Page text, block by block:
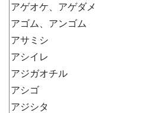
アゲオケ、アゲダメ
アゴム、アンゴム
アサミシ
アシイレ
アジガオチル
アシゴ
アジシタ